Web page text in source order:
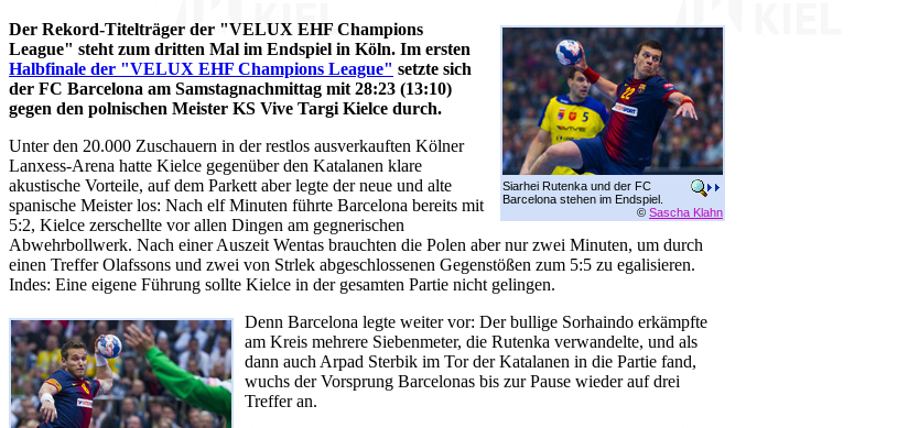
Siarhei Rutenka und der FC
Barcelona stehen im Endspiel.
© Sascha Klahn
Der Rekord-Titelträger der "VELUX EHF Champions
League" steht zum dritten Mal im Endspiel in Köln. Im ersten
Halbfinale der "VELUX EHF Champions League" setzte sich
der FC Barcelona am Samstagnachmittag mit 28:23 (13:10)
gegen den polnischen Meister KS Vive Targi Kielce durch.
Unter den 20.000 Zuschauern in der restlos ausverkauften Kölner
Lanxess-Arena hatte Kielce gegenüber den Katalanen klare
akustische Vorteile, auf dem Parkett aber legte der neue und alte
spanische Meister los: Nach elf Minuten führte Barcelona bereits mit
5:2, Kielce zerschellte vor allen Dingen am gegnerischen
Abwehrbollwerk. Nach einer Auszeit Wentas brauchten die Polen aber nur zwei Minuten, um durch
einen Treffer Olafssons und zwei von Strlek abgeschlossenen Gegenstößen zum 5:5 zu egalisieren.
Indes: Eine eigene Führung sollte Kielce in der gesamten Partie nicht gelingen.
Denn Barcelona legte weiter vor: Der bullige Sorhaindo erkämpfte
am Kreis mehrere Siebenmeter, die Rutenka verwandelte, und als
dann auch Arpad Sterbik im Tor der Katalanen in die Partie fand,
wuchs der Vorsprung Barcelonas bis zur Pause wieder auf drei
Treffer an.